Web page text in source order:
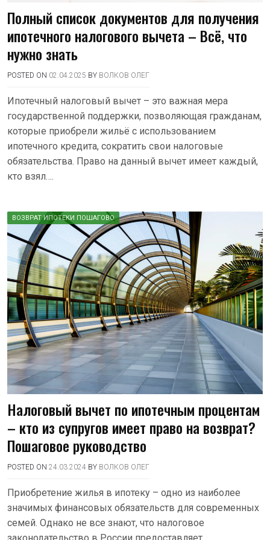
Полный список документов для получения
ипотечного налогового вычета – Всё, что
нужно знать
POSTED ON 02.04.2025 BY ВОЛКОВ ОЛЕГ
Ипотечный налоговый вычет – это важная мера
государственной поддержки, позволяющая гражданам,
которые приобрели жильё с использованием
ипотечного кредита, сократить свои налоговые
обязательства. Право на данный вычет имеет каждый,
кто взял….
ВОЗВРАТ ИПОТЕКИ ПОШАГОВО
Налоговый вычет по ипотечным процентам
– кто из супругов имеет право на возврат?
Пошаговое руководство
POSTED ON 24.03.2024 BY ВОЛКОВ ОЛЕГ
Приобретение жилья в ипотеку – одно из наиболее
значимых финансовых обязательств для современных
семей. Однако не все знают, что налоговое